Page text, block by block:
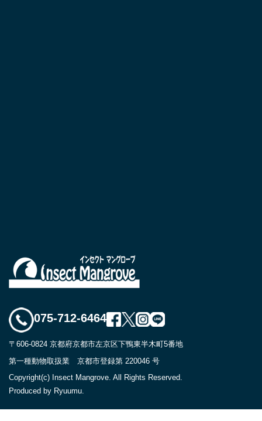
075-712-6464
〒606-0824 京都府京都市左京区下鴨東半木町5番地
第一種動物取扱業 京都市登録第 220046 号
Copyright(c) Insect Mangrove. All Rights Reserved.
Produced by Ryuumu.